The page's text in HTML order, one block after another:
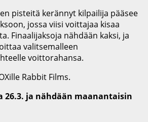
pisteitä kerännyt kilpailija pääsee
jossa viisi voittajaa kisaa
Finaalijaksoja nähdään kaksi, ja
valitsemalleen
voittorahansa.
Rabbit Films.
26.3. ja nähdään maanantaisin